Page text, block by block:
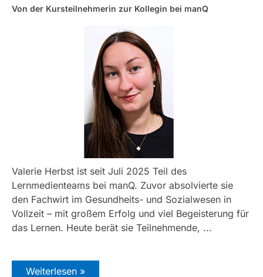
Von der Kursteilnehmerin zur Kollegin bei manQ
Valerie Herbst ist seit Juli 2025 Teil des
Lernmedienteams bei manQ. Zuvor absolvierte sie
den Fachwirt im Gesundheits- und Sozialwesen in
Vollzeit – mit großem Erfolg und viel Begeisterung für
das Lernen. Heute berät sie Teilnehmende, ...
Weiterlesen »